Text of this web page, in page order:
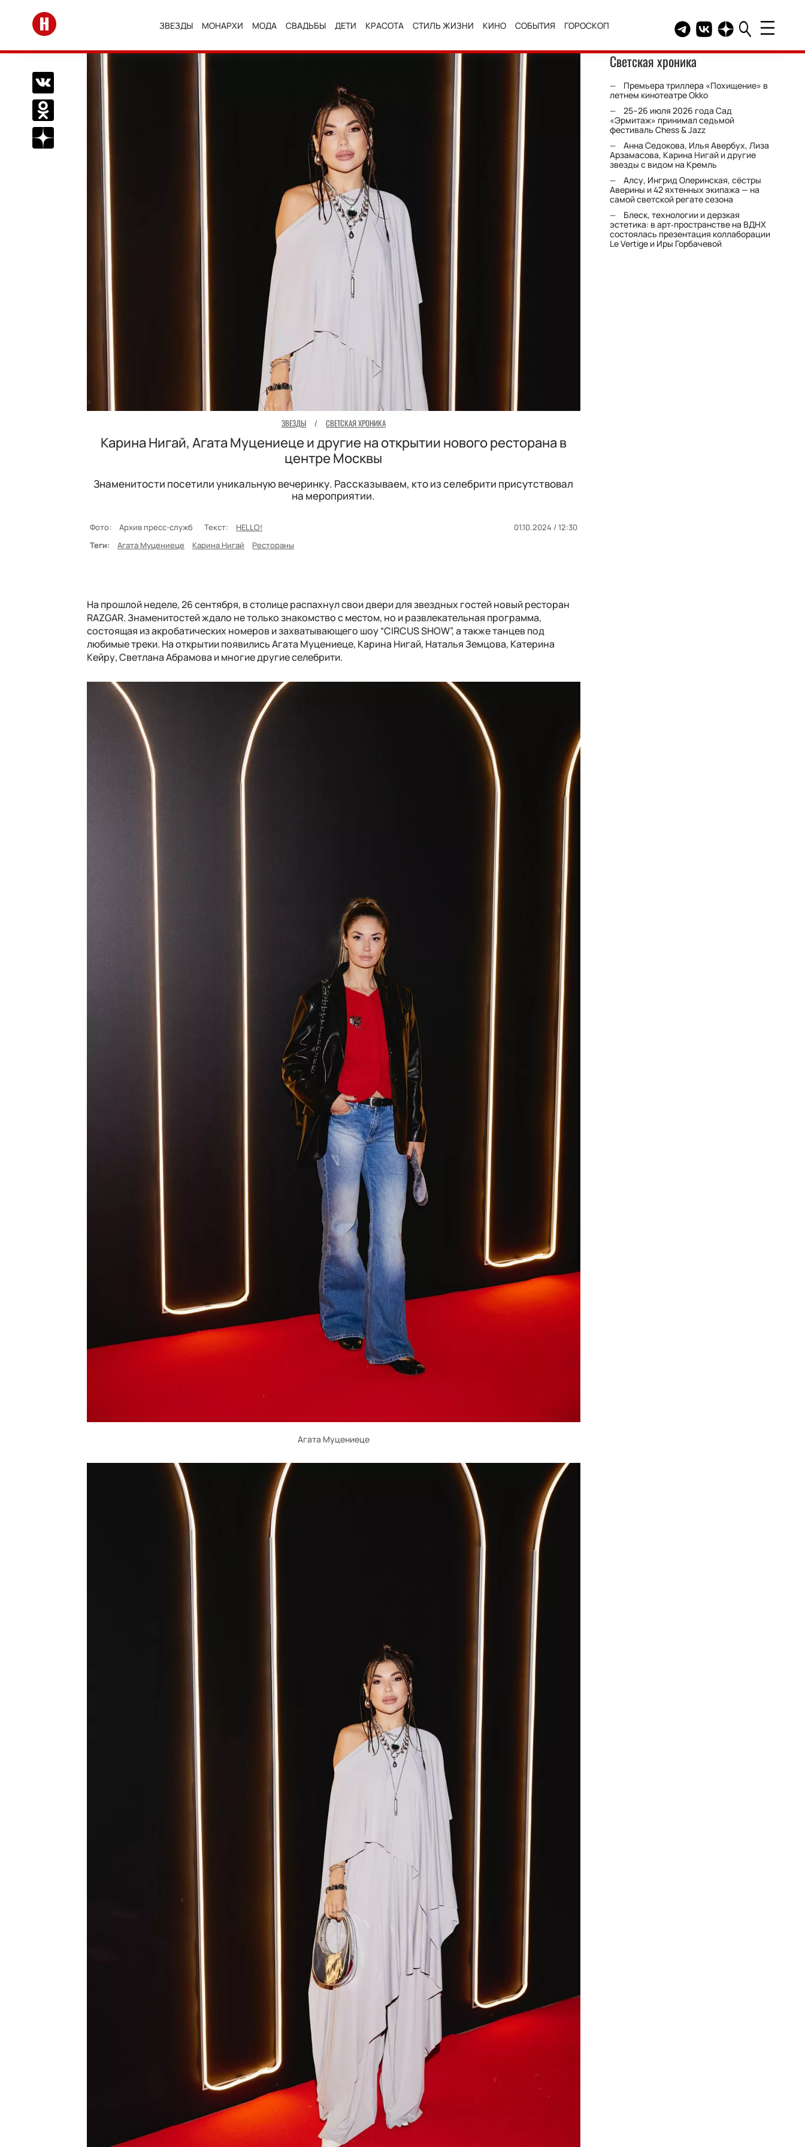
Перейти на главную
ЗВЕЗДЫ МОНАРХИ МОДА СВАДЬБЫ ДЕТИ КРАСОТА СТИЛЬ ЖИЗНИ КИНО СОБЫТИЯ ГОРОСКОП Telegram канал HELLO
Группа HELLO
Канал HELLO в
Поделиться Вконтакте
Поделиться в Одноклассниках
Подписаться на нас в Дзен
ЗВЕЗДЫ / СВЕТСКАЯ ХРОНИКА
Карина Нигай, Агата Муцениеце и другие на открытии нового ресторана в
центре Москвы
Знаменитости посетили уникальную вечеринку. Рассказываем, кто из селебрити присутствовал
на мероприятии.
Фото: Архив пресс-служб Текст: HELLO!
01.10.2024 / 12:30
Теги:
Агата Муцениеце Карина Нигай Рестораны
На прошлой неделе, 26 сентября, в столице распахнул свои двери для звездных гостей новый ресторан
RAZGAR. Знаменитостей ждало не только знакомство с местом, но и развлекательная программа,
состоящая из акробатических номеров и захватывающего шоу “CIRCUS SHOW”, а также танцев под
любимые треки. На открытии появились Агата Муцениеце, Карина Нигай, Наталья Земцова, Катерина
Кейру, Светлана Абрамова и многие другие селебрити.
Агата Муцениеце
Светская хроника
Премьера триллера «Похищение» в
летнем кинотеатре Okko
25–26 июля 2026 года Сад
«Эрмитаж» принимал седьмой
фестиваль Chess & Jazz
Анна Седокова, Илья Авербух, Лиза
Арзамасова, Карина Нигай и другие
звезды с видом на Кремль
Алсу, Ингрид Олеринская, сёстры
Аверины и 42 яхтенных экипажа — на
самой светской регате сезона
Блеск, технологии и дерзкая
эстетика: в арт‑пространстве на ВДНХ
состоялась презентация коллаборации
Le Vertige и Иры Горбачевой